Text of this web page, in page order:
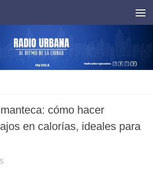
cómo hacer
en calorías, ideales para